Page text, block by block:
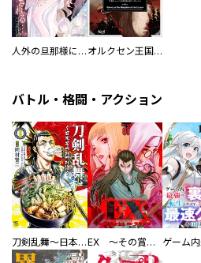
人外の旦那様に娶られ毎晩ナカまで愛される…。アンソロジー オルクセン王国史
バトル・格闘・アクション
刀剣乱舞～日本号つれづれ酒～ EX ～その賞金稼ぎは、世界の出口を探す～【単行本版】